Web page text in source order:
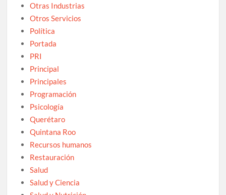
Otras Industrias
Otros Servicios
Política
Portada
PRI
Principal
Principales
Programación
Psicología
Querétaro
Quintana Roo
Recursos humanos
Restauración
Salud
Salud y Ciencia